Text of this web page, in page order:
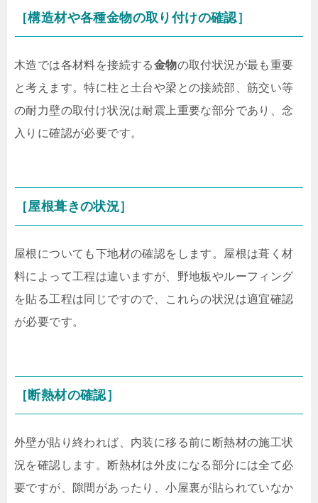
［構造材や各種金物の取り付けの確認］
木造では各材料を接続する金物の取付状況が最も重要
と考えます。特に柱と土台や梁との接続部、筋交い等
の耐力壁の取付け状況は耐震上重要な部分であり、念
入りに確認が必要です。
［屋根葺きの状況］
屋根についても下地材の確認をします。屋根は葺く材
料によって工程は違いますが、野地板やルーフィング
を貼る工程は同じですので、これらの状況は適宜確認
が必要です。
［断熱材の確認］
外壁が貼り終われば、内装に移る前に断熱材の施工状
況を確認します。断熱材は外皮になる部分には全て必
要ですが、隙間があったり、小屋裏が貼られていなか